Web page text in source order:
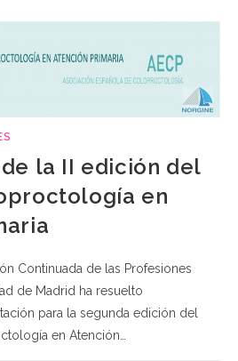
la II edición del
en
Continuada de las Profesiones
de Madrid ha resuelto
para la segunda edición del
en Atención…